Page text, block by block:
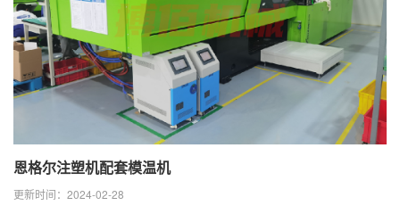
恩格尔注塑机配套模温机
更新时间：2024-02-28